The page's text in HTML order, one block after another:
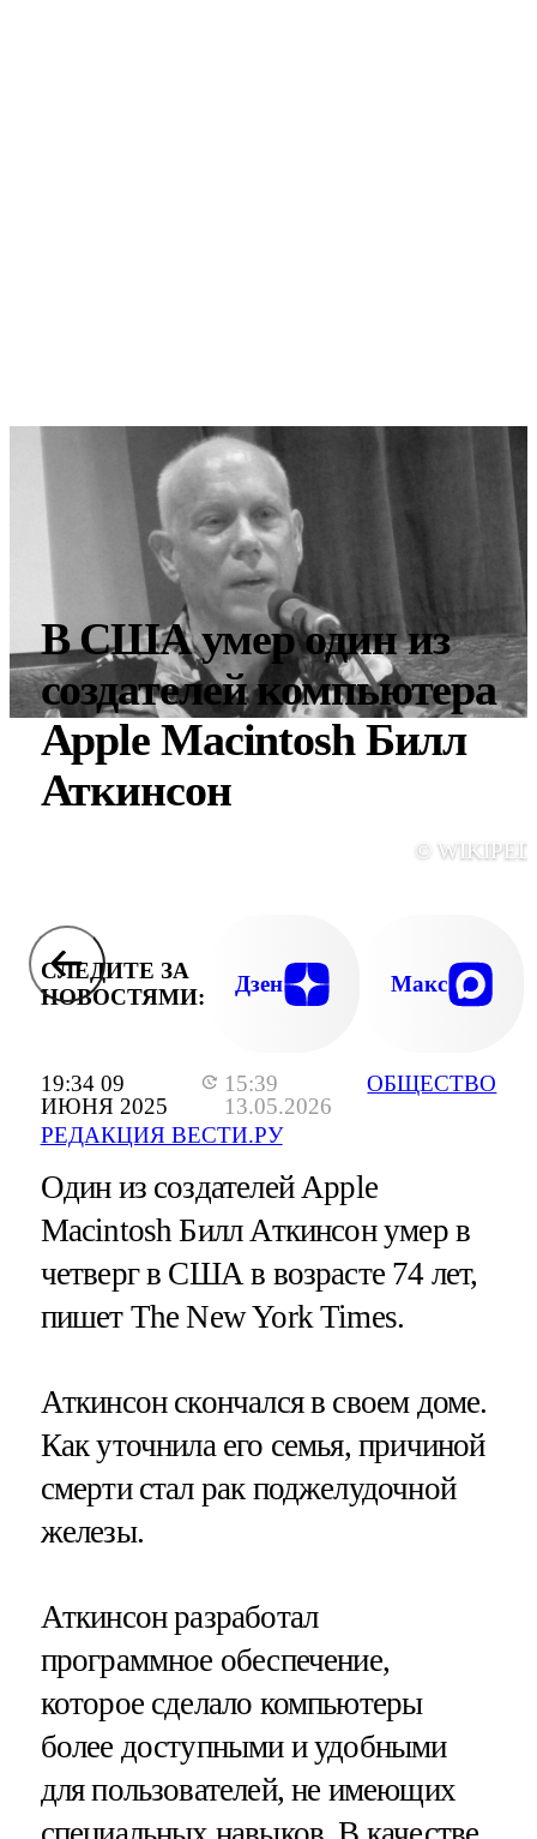
19:34 09
ИЮНЯ 2025
15:39
13.05.2026
РЕДАКЦИЯ ВЕСТИ.РУ
ОБЩЕСТВО
В США умер один из
создателей компьютера
Apple Macintosh Билл
Аткинсон
©
СЛЕДИТЕ ЗА
НОВОСТЯМИ:
Дзен Макс
Один из создателей Apple
Macintosh Билл Аткинсон умер в
четверг в США в возрасте 74 лет,
пишет The New York Times.
Аткинсон скончался в своем доме.
Как уточнила его семья, причиной
смерти стал рак поджелудочной
железы.
Аткинсон разработал
программное обеспечение,
которое сделало компьютеры
более доступными и удобными
для пользователей, не имеющих